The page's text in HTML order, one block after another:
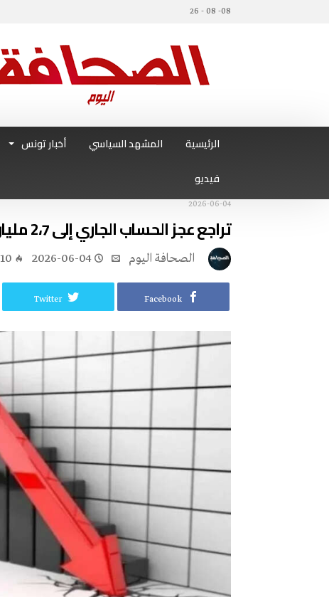
08- 08 - 26
الرئيسية المشهد السياسي أخبار تونس
فيديو
2026-06-04
تراجع عجز الحساب الجاري إلى 2،7 مليار دينار موفى أفريل 2026
2026-06-04
Facebook
Twitter